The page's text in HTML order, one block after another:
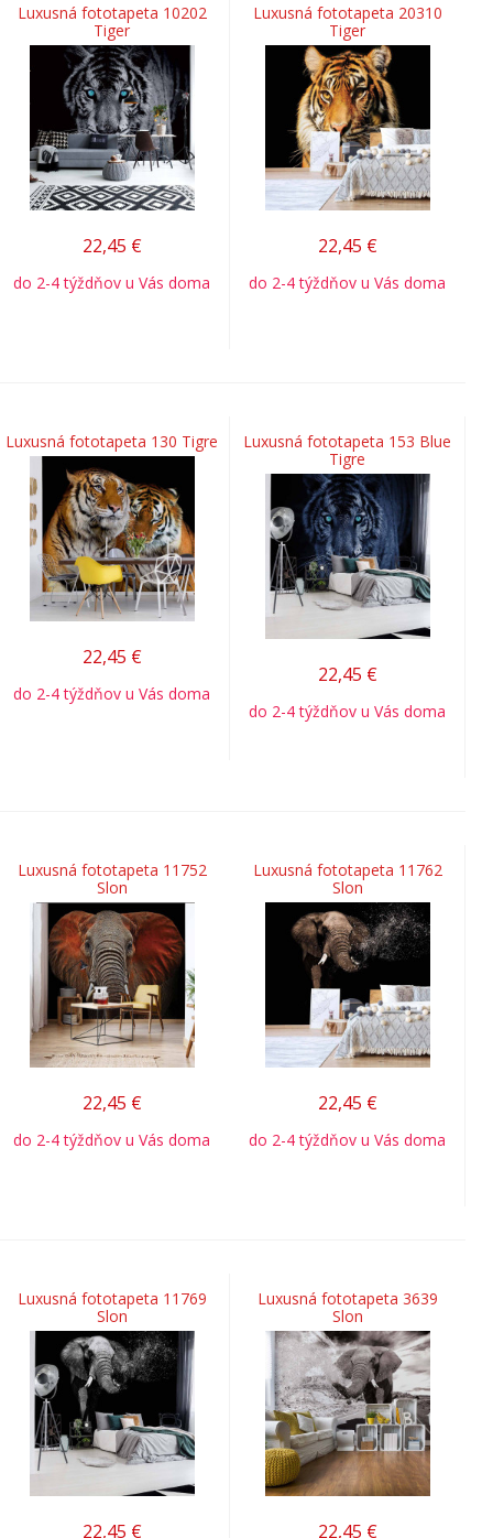
Luxusná fototapeta 10202
Tiger
22,45 €
do 2-4 týždňov u Vás doma
Luxusná fototapeta 20310
Tiger
22,45 €
do 2-4 týždňov u Vás doma
Luxusná fototapeta 130 Tigre
22,45 €
do 2-4 týždňov u Vás doma
Luxusná fototapeta 153 Blue
Tigre
22,45 €
do 2-4 týždňov u Vás doma
Luxusná fototapeta 11752
Slon
22,45 €
do 2-4 týždňov u Vás doma
Luxusná fototapeta 11762
Slon
22,45 €
do 2-4 týždňov u Vás doma
Luxusná fototapeta 11769
Slon
22,45 €
Luxusná fototapeta 3639
Slon
22,45 €